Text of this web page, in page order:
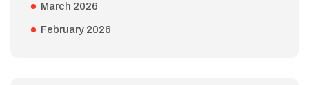
March 2026
February 2026